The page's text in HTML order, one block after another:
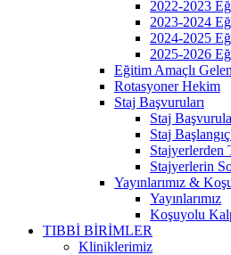
2022-2023
2023-2024
2024-2025
2025-2026
Eğitim Amaçlı
Rotasyoner Hekim
Staj Başvuruları
Staj
Staj
Stajyerlerden
Stajyerlerin
Yayınlarımız &
Yayınlarımız
Koşuyolu
TIBBİ BİRİMLER
Kliniklerimiz